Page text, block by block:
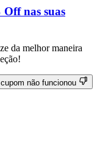
nas suas
da melhor maneira
não funcionou